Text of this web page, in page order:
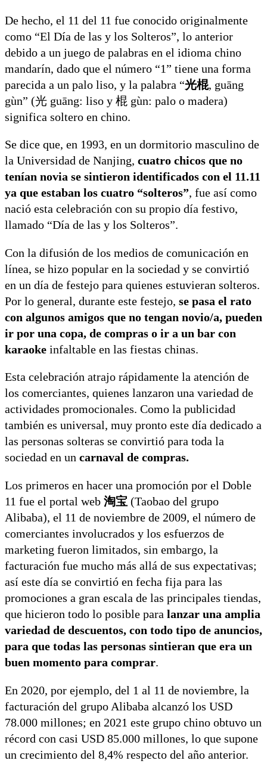
De hecho, el 11 del 11 fue conocido originalmente
como “El Día de las y los Solteros”, lo anterior
debido a un juego de palabras en el idioma chino
mandarín, dado que el número “1” tiene una forma
parecida a un palo liso, y la palabra “光棍, guāng
gùn” (光 guāng: liso y 棍 gùn: palo o madera)
significa soltero en chino.
Se dice que, en 1993, en un dormitorio masculino de
la Universidad de Nanjing, cuatro chicos que no
tenían novia se sintieron identificados con el 11.11
ya que estaban los cuatro “solteros”, fue así como
nació esta celebración con su propio día festivo,
llamado “Día de las y los Solteros”.
Con la difusión de los medios de comunicación en
línea, se hizo popular en la sociedad y se convirtió
en un día de festejo para quienes estuvieran solteros.
Por lo general, durante este festejo, se pasa el rato
con algunos amigos que no tengan novio/a, pueden
ir por una copa, de compras o ir a un bar con
karaoke infaltable en las fiestas chinas.
Esta celebración atrajo rápidamente la atención de
los comerciantes, quienes lanzaron una variedad de
actividades promocionales. Como la publicidad
también es universal, muy pronto este día dedicado a
las personas solteras se convirtió para toda la
sociedad en un carnaval de compras.
Los primeros en hacer una promoción por el Doble
11 fue el portal web 淘宝 (Taobao del grupo
Alibaba), el 11 de noviembre de 2009, el número de
comerciantes involucrados y los esfuerzos de
marketing fueron limitados, sin embargo, la
facturación fue mucho más allá de sus expectativas;
así este día se convirtió en fecha fija para las
promociones a gran escala de las principales tiendas,
que hicieron todo lo posible para lanzar una amplia
variedad de descuentos, con todo tipo de anuncios,
para que todas las personas sintieran que era un
buen momento para comprar.
En 2020, por ejemplo, del 1 al 11 de noviembre, la
facturación del grupo Alibaba alcanzó los USD
78.000 millones; en 2021 este grupo chino obtuvo un
récord con casi USD 85.000 millones, lo que supone
un crecimiento del 8,4% respecto del año anterior.